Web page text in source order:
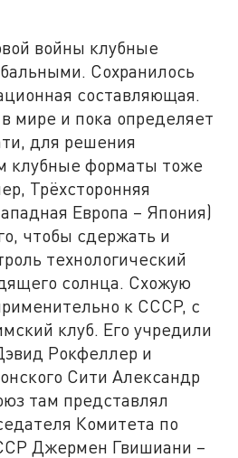
войны клубные
Сохранилось
составляющая.
мире и пока определяет
для решения
клубные форматы тоже
Трёхсторонняя
Европа – Япония)
чтобы сдержать и
технологический
солнца. Схожую
к СССР, с
клуб. Его учредили
Рокфеллер и
Сити Александр
там представлял
Комитета по
Джермен Гвишиани –